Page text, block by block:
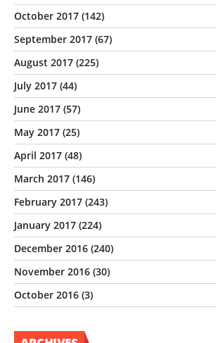
October 2017 (142)
September 2017 (67)
August 2017 (225)
July 2017 (44)
June 2017 (57)
May 2017 (25)
April 2017 (48)
March 2017 (146)
February 2017 (243)
January 2017 (224)
December 2016 (240)
November 2016 (30)
October 2016 (3)